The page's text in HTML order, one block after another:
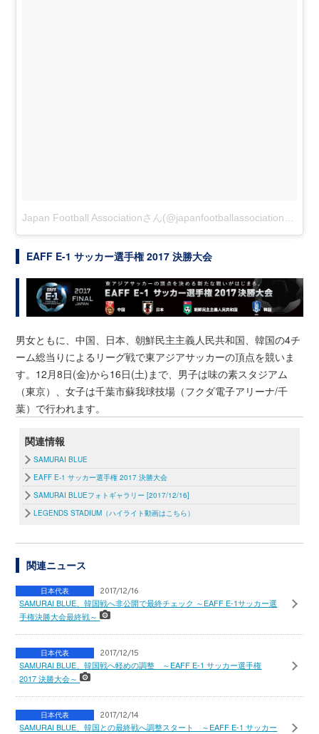
Japan Football Associationさん(@japanfootballassociation)がシェアした投稿
EAFF E-1 サッカー選手権 2017 決勝大会
男女ともに、中国、日本、朝鮮民主主義人民共和国、韓国の4チ
ーム総当りによるリーグ戦で東アジアサッカーの頂点を競いま
す。12月8日(金)から16日(土)まで、男子は味の素スタジアム
（東京）、女子は千葉市蘇我球技場（フクダ電子アリーナ/千
葉）で行われます。
関連情報
SAMURAI BLUE
EAFF E-1 サッカー選手権 2017 決勝大会
SAMURAI BLUEフォトギャラリー [2017/12/16]
LEGENDS STADIUM（ハイライト動画はこちら）
関連ニュース
日本代表 2017/12/16
SAMURAI BLUE、韓国戦へ非公開で最終チェック ～EAFF E-1サッカー選
手権決勝大会最終戦～
日本代表 2017/12/15
SAMURAI BLUE、韓国戦へ軽めの調整 ～EAFF E-1 サッカー選手権
2017 決勝大会～
日本代表 2017/12/14
SAMURAI BLUE、韓国との最終戦へ調整スタート ～EAFF E-1 サッカー